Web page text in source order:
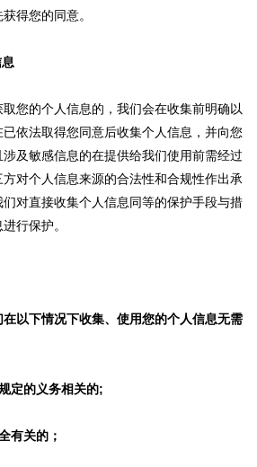
得您的同意。
您的个人信息的，我们会在收集前明确以
依法取得您同意后收集个人信息，并向您
及敏感信息的在提供给我们使用前需经过
对个人信息来源的合法性和合规性作出承
对直接收集个人信息同等的保护手段与措
行保护。
以下情况下收集、使用您的个人信息无需
定的义务相关的;
有关的；